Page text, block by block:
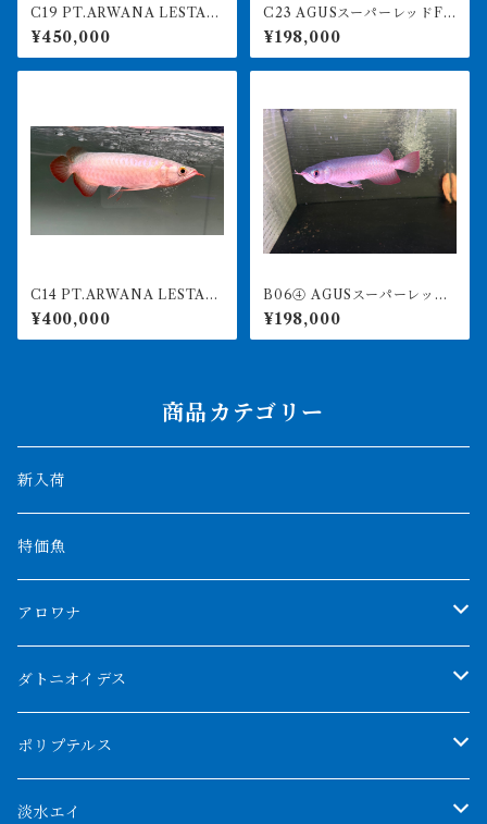
C19 PT.ARWANA LESTARI
最高峰紅龍 アブソリュート
レッド 18㎝前後 260-005
143 アグスファーム
¥450,000
C23 AGUSスーパーレッドF4
19㎝前後 PT.ARWANA LE
STARI アジアアロワナ 紅
龍 260-005131
¥198,000
C14 PT.ARWANA LESTARI
最高峰紅龍 アブソリュート
レッド 19㎝前後 260-005
148 アグスファーム
¥400,000
B06④ AGUSスーパーレッド
F4 19㎝前後 PT.ARWANA
LESTARI アジアアロワナ 紅
龍 260-005124
¥198,000
商品カテゴリー
新入荷
特価魚
アロワナ
クンパイ
アブソリュートレッド
AGUS スーパーレッドF4
ダトニオイデス
シャムタイガー
特殊ダトニオ
ポリプテルス
モンスターポリプ
淡水エイ